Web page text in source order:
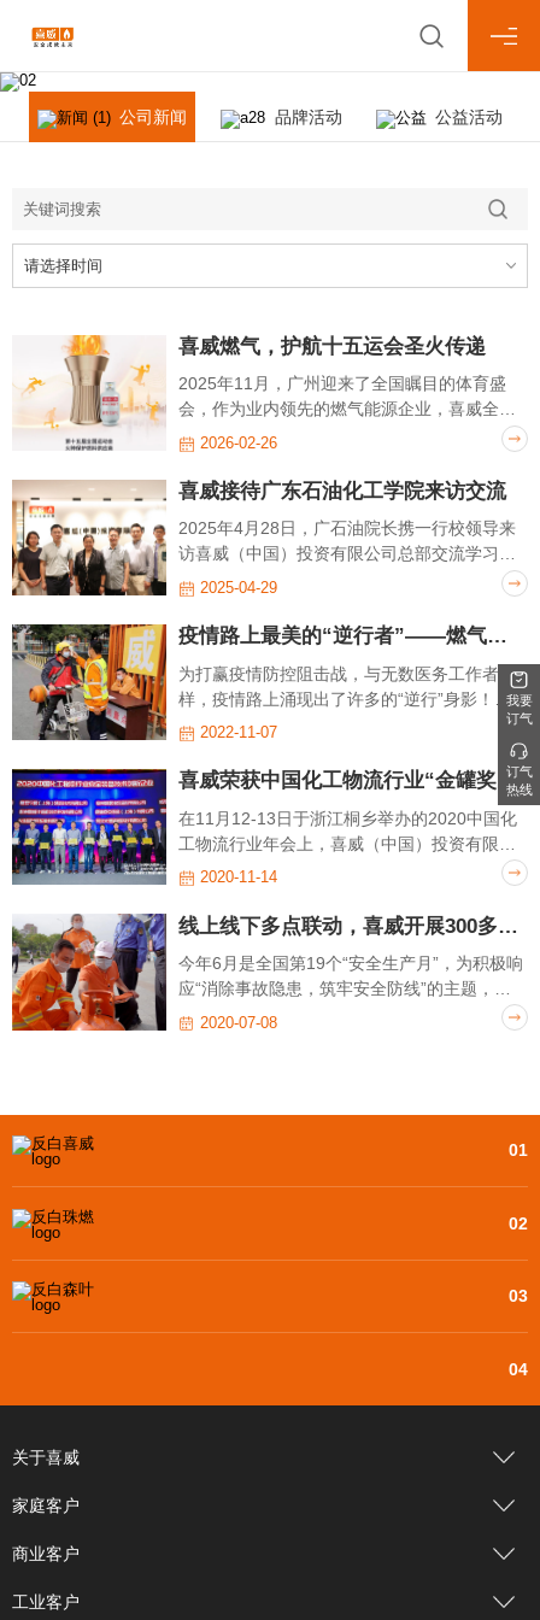
公司新闻 品牌活动 公益活动
请选择时间
喜威燃气，护航十五运会圣火传递
2025年11月，广州迎来了全国瞩目的体育盛
会，作为业内领先的燃气能源企业，喜威全力
保障本届全运会及残特奥会成功举办。作为此
到圣火燃烧提供安全可靠的火种保护燃料，守
2026-02-26
喜威接待广东石油化工学院来访交流
2025年4月28日，广石油院长携一行校领导来
访喜威（中国）投资有限公司总部交流学习，
我司人力资源管理团队进行接待，双方就
人才培养等议方面进行交流学习。访谈圆满结
2025-04-29
疫情路上最美的“逆行者”——燃气送气工
为打赢疫情防控阻击战，与无数医务工作者一
样，疫情路上涌现出了许多的“逆行”身影！作
为保障民生的燃气行业企业，喜威燃气全广州
市48家门店在疫情期间“不打烊”，保障千家万
户的稳定燃气供应。
2022-11-07
喜威荣获中国化工物流行业“金罐奖”安全装备技术创新企业奖
在11月12-13日于浙江桐乡举办的2020中国化
工物流行业年会上，喜威（中国）投资有限公
司荣获2020中国化工物流行业“金罐奖”安全装
2020-11-14
线上线下多点联动，喜威开展300多场安全生产月系列活动
今年6月是全国第19个“安全生产月”，为积极响
应“消除事故隐患，筑牢安全防线”的主题，喜
威在全国各区域公司举办了一系列安全活动，
全。
2020-07-08
01
02
03
04
关于喜威
家庭客户
商业客户
工业客户
我要
订气
订气
热线